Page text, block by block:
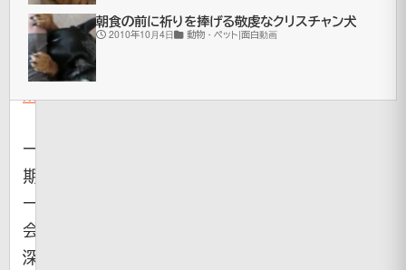
は
wwww
お
kwwww）
一
期
一
会、
深
朝食の前に祈りを捧げる敬虔なクリスチャン犬
2010年10月4日 動物・ペット|面白動画